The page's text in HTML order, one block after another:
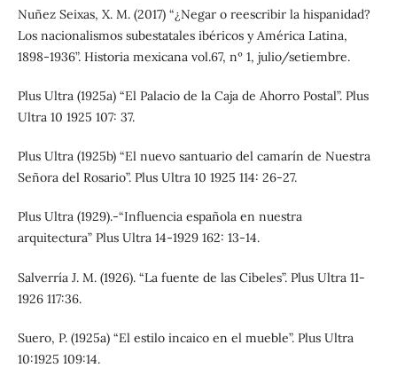
Nuñez Seixas, X. M. (2017) “¿Negar o reescribir la hispanidad?
Los nacionalismos subestatales ibéricos y América Latina,
1898-1936”. Historia mexicana vol.67, nº 1, julio/setiembre.
Plus Ultra (1925a) “El Palacio de la Caja de Ahorro Postal”. Plus
Ultra 10 1925 107: 37.
Plus Ultra (1925b) “El nuevo santuario del camarín de Nuestra
Señora del Rosario”. Plus Ultra 10 1925 114: 26-27.
Plus Ultra (1929).-“Influencia española en nuestra
arquitectura” Plus Ultra 14-1929 162: 13-14.
Salverría J. M. (1926). “La fuente de las Cibeles”. Plus Ultra 11-
1926 117:36.
Suero, P. (1925a) “El estilo incaico en el mueble”. Plus Ultra
10:1925 109:14.